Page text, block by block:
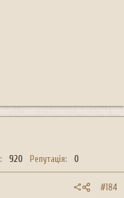
920 Репутація 0
#184